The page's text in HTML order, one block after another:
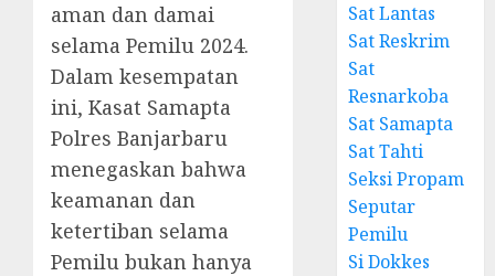
aman dan damai
selama Pemilu 2024.
Dalam kesempatan
ini, Kasat Samapta
Polres Banjarbaru
menegaskan bahwa
keamanan dan
ketertiban selama
Pemilu bukan hanya
Sat Lantas
Sat Reskrim
Sat
Resnarkoba
Sat Samapta
Sat Tahti
Seksi Propam
Seputar
Pemilu
Si Dokkes